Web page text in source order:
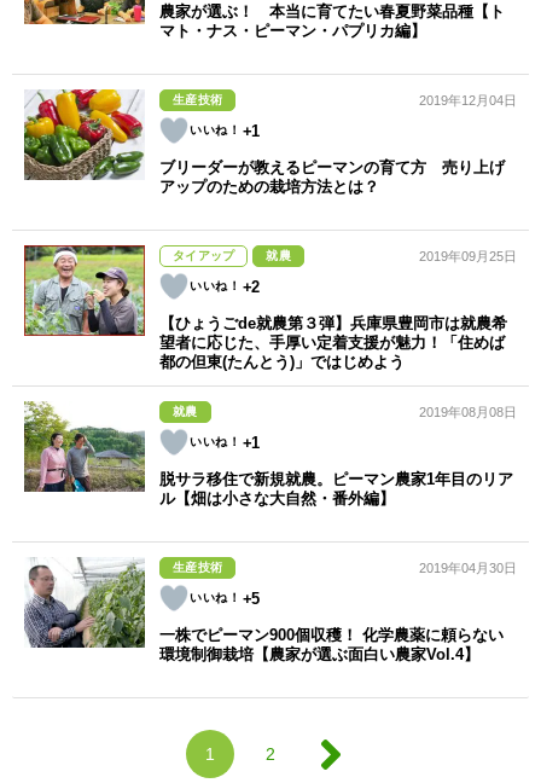
農家が選ぶ！ 本当に育てたい春夏野菜品種【ト
マト・ナス・ピーマン・パプリカ編】
生産技術
+1
2019年12月04日
ブリーダーが教えるピーマンの育て方 売り上げ
アップのための栽培方法とは？
タイアップ 就農
+2
2019年09月25日
【ひょうごde就農第３弾】兵庫県豊岡市は就農希
望者に応じた、手厚い定着支援が魅力！「住めば
都の但東(たんとう)」ではじめよう
就農
+1
2019年08月08日
脱サラ移住で新規就農。ピーマン農家1年目のリア
ル【畑は小さな大自然・番外編】
生産技術
+5
2019年04月30日
一株でピーマン900個収穫！ 化学農薬に頼らない
環境制御栽培【農家が選ぶ面白い農家Vol.4】
1 2